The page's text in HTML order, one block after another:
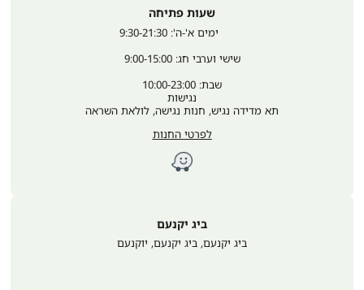
שעות פתיחה
שישי וערבי חג: 9:00-15:00
שבת: 10:00-23:00
נגישות
תא מדידה נגיש, חנות נגישה, לולאת השראה
לפרטי החנות
ביג יקנעם
ביג יקנעם, ביג יקנעם, יוקנעם